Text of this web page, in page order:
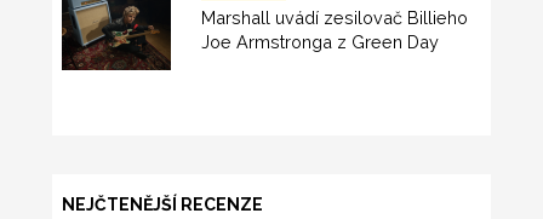
Marshall uvádí zesilovač Billieho
Joe Armstronga z Green Day
NEJČTENĚJŠÍ RECENZE